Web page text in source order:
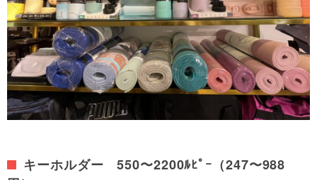
キーホルダー 550〜2200ﾙﾋﾟｰ（247〜988